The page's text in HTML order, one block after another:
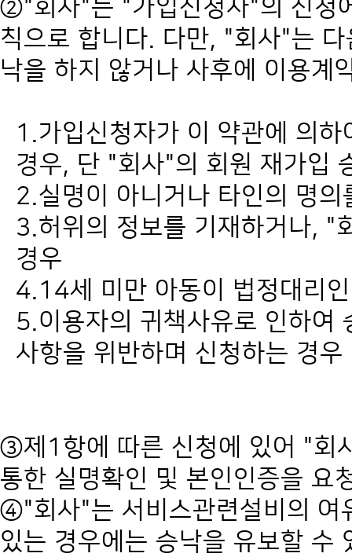
②"회사"는 "가입신청자"의 신청
칙으로 합니다. 다만, "회사"는
낙을 하지 않거나 사후에 이용계
1.가입신청자가 이 약관에 의
경우, 단 "회사"의 회원 재가입
2.실명이 아니거나 타인의 명의
3.허위의 정보를 기재하거나, "
경우
4.14세 미만 아동이 법정대리
5.이용자의 귀책사유로 인하여
사항을 위반하며 신청하는 경우
③제1항에 따른 신청에 있어 "회
통한 실명확인 및 본인인증을 요
④"회사"는 서비스관련설비의 여
있는 경우에는 승낙을 유보할 수